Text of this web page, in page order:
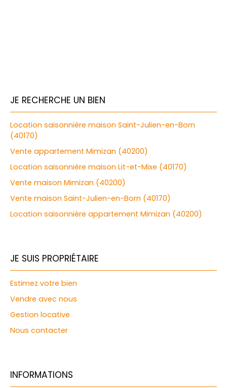
JE RECHERCHE UN BIEN
Location saisonnière maison Saint-Julien-en-Born
(40170)
Vente appartement Mimizan (40200)
Location saisonnière maison Lit-et-Mixe (40170)
Vente maison Mimizan (40200)
Vente maison Saint-Julien-en-Born (40170)
Location saisonnière appartement Mimizan (40200)
JE SUIS PROPRIÉTAIRE
Estimez votre bien
Vendre avec nous
Gestion locative
Nous contacter
INFORMATIONS